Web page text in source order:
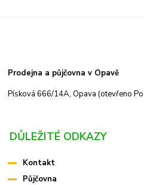
Prodejna a půjčovna v Opavě
Písková 666/14A, Opava (otevřeno
DŮLEŽITÉ ODKAZY
Kontakt
Půjčovna